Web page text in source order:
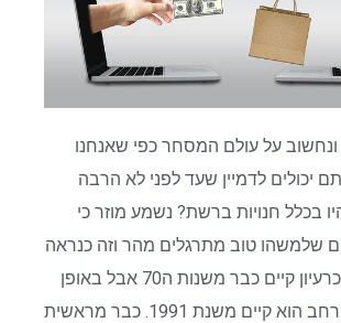
על עולם המסחר כפי שאנחנו
יכולים לדמיין שעד לפני לא הרבה
בכלל חנויות ברשת? נשמע מוזר כי
שלמשהו טוב מתרגלים מהר וזה כנראה
נכון. האינטרנט כרעיון קיים כבר משנות ה70 אבל באופן
הפתוח לקהל הרחב הוא קיים משנת 1991. כבר מראשית